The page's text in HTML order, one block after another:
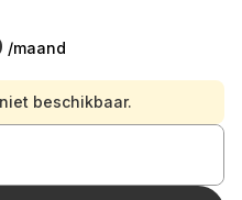
/maand
beschikbaar.